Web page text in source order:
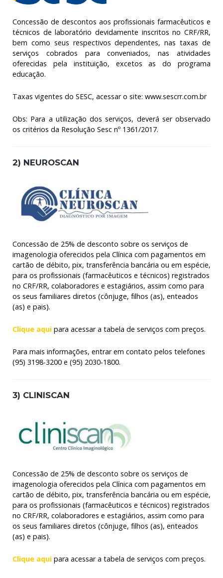
Concessão de descontos aos profissionais farmacêuticos e
técnicos de laboratório devidamente inscritos no CRF/RR,
bem como seus respectivos dependentes, nas taxas de
serviços cobrados para conveniados, nas atividades
oferecidas pela instituição, excetos as do programa
educação.
Taxas vigentes do SESC, acessar o site: www.sescrr.com.br
Obs: Para a utilização dos serviços, deverá ser observado
os critérios da Resolução Sesc nº 1361/2017.
2) NEUROSCAN
Concessão de 25% de desconto sobre os serviços de
imagenologia oferecidos pela Clínica com pagamentos em
cartão de débito, pix, transferência bancária ou em espécie,
para os profissionais (farmacêuticos e técnicos) registrados
no CRF/RR, colaboradores e estagiários, assim como para
os seus familiares diretos (cônjuge, filhos (as), enteados
(as) e pais).
Clique aqui para acessar a tabela de serviços com preços.
Para mais informações, entrar em contato pelos telefones
(95) 3198-3200 e (95) 2030-1800.
3) CLINISCAN
Concessão de 25% de desconto sobre os serviços de
imagenologia oferecidos pela Clínica com pagamentos em
cartão de débito, pix, transferência bancária ou em espécie,
para os profissionais (farmacêuticos e técnicos) registrados
no CRF/RR, colaboradores e estagiários, assim como para
os seus familiares diretos (cônjuge, filhos (as), enteados
(as) e pais).
Clique aqui para acessar a tabela de serviços com preços.